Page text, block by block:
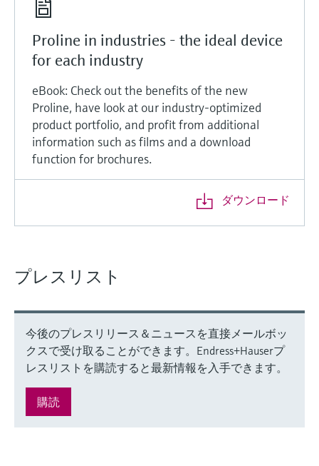
Proline in industries - the ideal device
for each industry
eBook: Check out the benefits of the new
Proline, have look at our industry-optimized
product portfolio, and profit from additional
information such as films and a download
function for brochures.
ダウンロード
プレスリスト
今後のプレスリリース＆ニュースを直接メールボッ
クスで受け取ることができます。Endress+Hauserプ
レスリストを購読すると最新情報を入手できます。
購読